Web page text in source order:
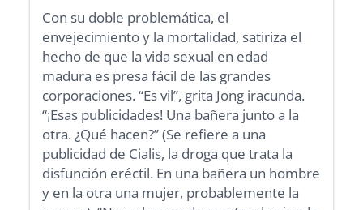
Con su doble problemática, el
envejecimiento y la mortalidad, satiriza el
hecho de que la vida sexual en edad
madura es presa fácil de las grandes
corporaciones. “Es vil”, grita Jong iracunda.
“¡Esas publicidades! Una bañera junto a la
otra. ¿Qué hacen?” (Se refiere a una
publicidad de Cialis, la droga que trata la
disfunción eréctil. En una bañera un hombre
y en la otra una mujer, probablemente la